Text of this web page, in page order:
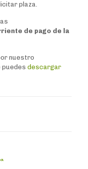
plaza.
de pago de la
nuestro
puedes descargar